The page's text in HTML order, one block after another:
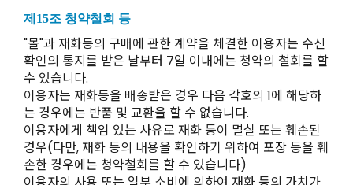
제15조 청약철회 등
"몰"과 재화등의 구매에 관한 계약을 체결한 이용자는 수신
확인의 통지를 받은 날부터 7일 이내에는 청약의 철회를 할
수 있습니다.
이용자는 재화등을 배송받은 경우 다음 각호의 1에 해당하
는 경우에는 반품 및 교환을 할 수 없습니다.
이용자에게 책임 있는 사유로 재화 등이 멸실 또는 훼손된
경우(다만, 재화 등의 내용을 확인하기 위하여 포장 등을 훼
손한 경우에는 청약철회를 할 수 있습니다)